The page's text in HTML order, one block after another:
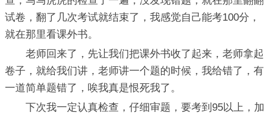
试卷，翻了几次考试就结束了，我感觉自己能考100分，
就在那里看课外书。
老师回来了，先让我们把课外书收了起来，老师拿起
卷子，就给我们讲，老师讲一个题的时候，我给错了，有
一道简单题错了，唉我真是恨死我了。
下次我一定认真检查，仔细审题，要考到95以上，加